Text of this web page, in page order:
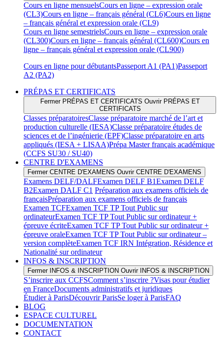
Cours en ligne mensuelsCours en ligne – expression orale
(CL3)Cours en ligne – français général (CL6)Cours en ligne
– français général et expression orale (CL9)
Cours en ligne semestrielsCours en ligne – expression orale
(CL300)Cours en ligne – français général (CL600)Cours en
ligne – français général et expression orale (CL900)
Cours en ligne pour débutantsPasseport A1 (PA1)Passeport
A2 (PA2)
PRÉPAS ET CERTIFICATS
Fermer PRÉPAS ET CERTIFICATS Ouvrir PRÉPAS ET
CERTIFICATS
Classes préparatoiresClasse préparatoire marché de l’art et
production culturelle (IESA)Classe préparatoire études de
sciences et de l’ingénierie (EPF)Classe préparatoire en arts
appliqués (IESA + LISAA)Prépa Master français académique
(CCFS SU30 / SU40)
CENTRE D'EXAMENS
Fermer CENTRE D'EXAMENS Ouvrir CENTRE D'EXAMENS
Examens DELF/DALFExamen DELF B1Examen DELF
B2Examen DALF C1 Préparation aux examens officiels de
françaisPréparation aux examens officiels de français
Examen TCFExamen TCF TP Tout Public sur
ordinateurExamen TCF TP Tout Public sur ordinateur +
épreuve écriteExamen TCF TP Tout Public sur ordinateur +
épreuve oraleExamen TCF TP Tout Public sur ordinateur –
version complèteExamen TCF IRN Intégration, Résidence et
Nationalité sur ordinateur
INFOS & INSCRIPTION
Fermer INFOS & INSCRIPTION Ouvrir INFOS & INSCRIPTION
S’inscrire aux CCFSComment s’inscrire ?Visas pour étudier
en FranceDocuments administratifs et juridiques
Étudier à ParisDécouvrir ParisSe loger à ParisFAQ
BLOG
ESPACE CULTUREL
DOCUMENTATION
CONTACT